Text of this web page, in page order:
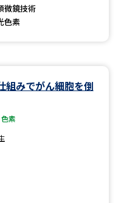
微鏡技術
色素
組みでがん細胞を倒
素